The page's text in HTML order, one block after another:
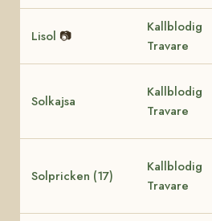
Lisol 📷
Kallblodig
Travare
Solkajsa
Kallblodig
Travare
Solpricken (17)
Kallblodig
Travare